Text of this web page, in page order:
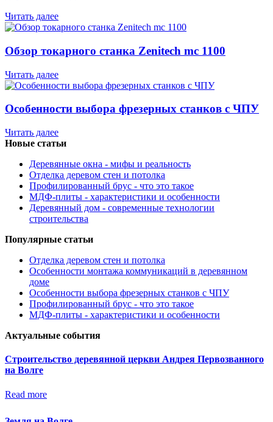
Читать далее
Обзор токарного станка Zenitech mc 1100
Читать далее
Особенности выбора фрезерных станков с ЧПУ
Читать далее
Новые статьи
Деревянные окна - мифы и реальность
Отделка деревом стен и потолка
Профилированный брус - что это такое
МДФ-плиты - характеристики и особенности
Деревянный дом - современные технологии
строительства
Популярные статьи
Отделка деревом стен и потолка
Особенности монтажа коммуникаций в деревянном
доме
Особенности выбора фрезерных станков с ЧПУ
Профилированный брус - что это такое
МДФ-плиты - характеристики и особенности
Актуальные события
Строительство деревянной церкви Андрея Первозванного
на Волге
Read more